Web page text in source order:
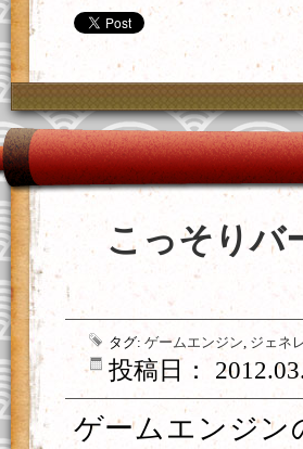
こっそりバ
タグ: ゲームエンジン, ジェネ
投稿日：
ゲームエンジン